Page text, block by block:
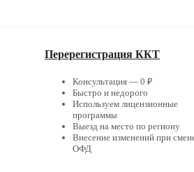
Перерегистрация ККТ
Консультация — 0 ₽
Быстро и недорого
Используем лицензионные
программы
Выезд на место по региону
Внесение изменений при
ОФД